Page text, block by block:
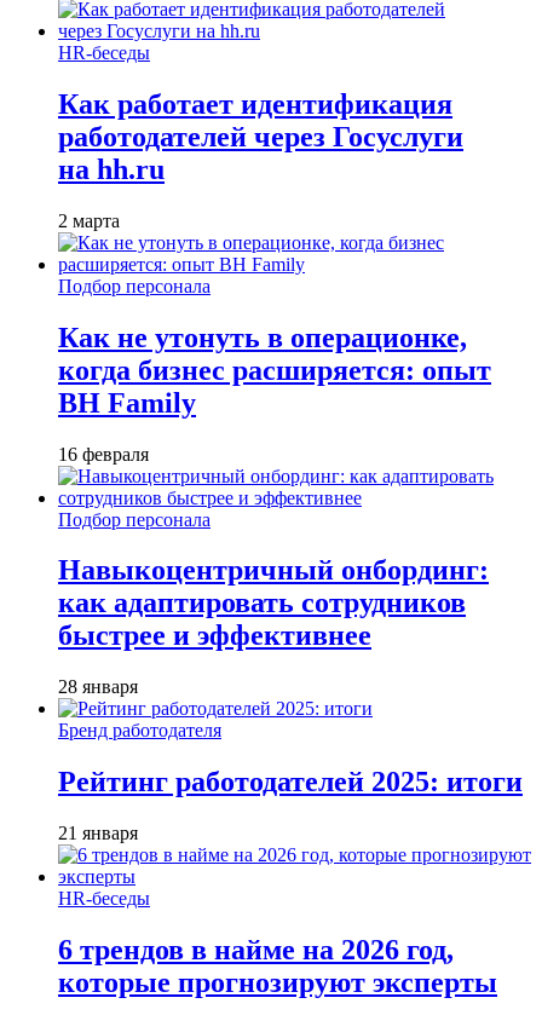
HR-беседы
Как работает идентификация
работодателей через Госуслуги
на hh.ru
2 марта
Подбор персонала
Как не утонуть в операционке,
когда бизнес расширяется: опыт
BH Family
16 февраля
Подбор персонала
Навыкоцентричный онбординг:
как адаптировать сотрудников
быстрее и эффективнее
28 января
Бренд работодателя
Рейтинг работодателей 2025: итоги
21 января
HR-беседы
6 трендов в найме на 2026 год,
которые прогнозируют эксперты